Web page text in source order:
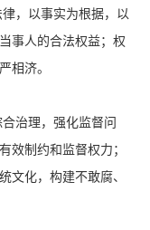
，以事实为根据，以
事人的合法权益；权
相济。
治理，强化监督问
效制约和监督权力；
文化，构建不敢腐、